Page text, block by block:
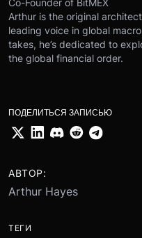
Arthur is the original
leading voice in global
takes, he’s dedicated to
the global financial order.
ПОДЕЛИТЬСЯ ЗАПИСЬЮ
АВТОР:
Arthur Hayes
ТЕГИ